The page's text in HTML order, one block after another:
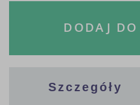
DODAJ
Szczegóły